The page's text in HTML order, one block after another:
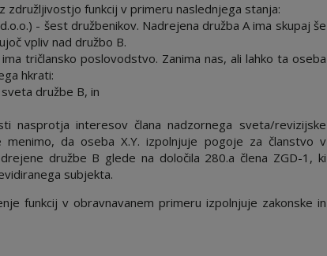
funkcij v primeru naslednjega stanja:
- šest družbenikov. Nadrejena družba A ima skupaj še
vpliv nad družbo B.
tričlansko poslovodstvo. Zanima nas, ali lahko ta oseba
hkrati:
družbe B, in
nasprotja interesov člana nadzornega sveta/revizijske
da oseba X.Y. izpolnjuje pogoje za članstvo v
družbe B glede na določila 280.a člena ZGD-1, ki
subjekta.
funkcij v obravnavanem primeru izpolnjuje zakonske in